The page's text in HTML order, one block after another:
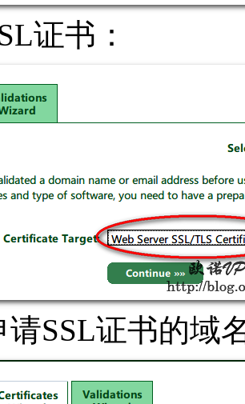
证书：
请SSL证书的域